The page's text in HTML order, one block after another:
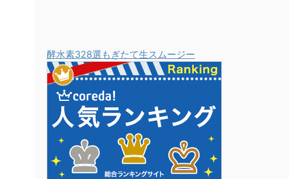
酵水素328選もぎたて生スムージー